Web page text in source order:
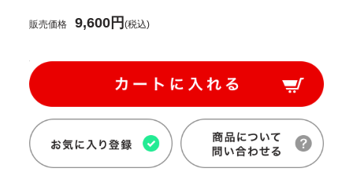
販売価格 9,600円(税込)